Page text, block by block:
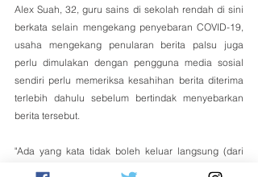
Alex Suah, 32, guru sains di sekolah rendah di sini
berkata selain mengekang penyebaran COVID-19,
usaha mengekang penularan berita palsu juga
perlu dimulakan dengan pengguna media sosial
sendiri perlu memeriksa kesahihan berita diterima
terlebih dahulu sebelum bertindak menyebarkan
berita tersebut.
"Ada yang kata tidak boleh keluar langsung (dari
kawasan PKPD) tetapi tengok saya boleh sahaja